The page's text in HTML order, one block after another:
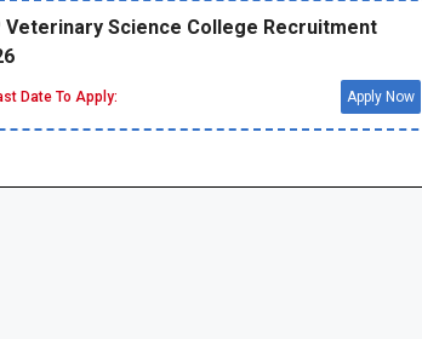
Veterinary Science College Recruitment
Date To Apply: Apply Now